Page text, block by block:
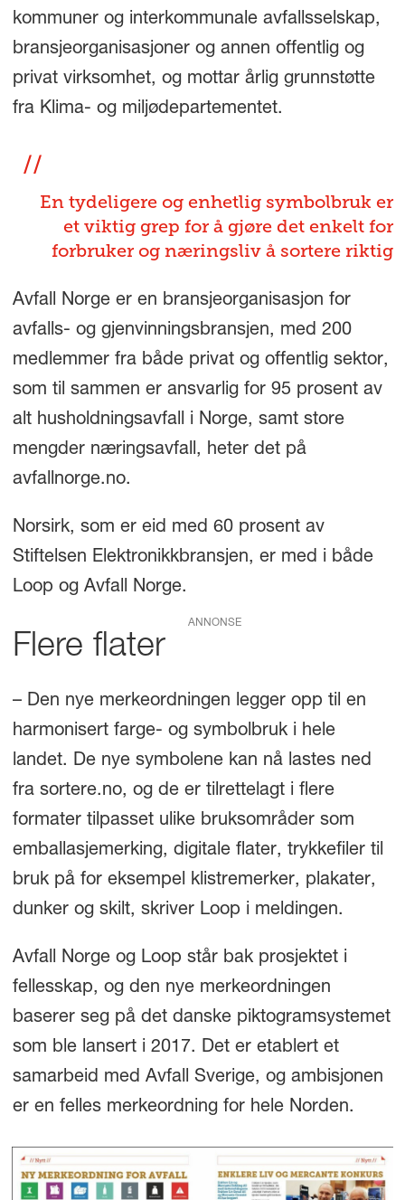
kommuner og interkommunale avfallsselskap,
bransjeorganisasjoner og annen offentlig og
privat virksomhet, og mottar årlig grunnstøtte
fra Klima- og miljødepartementet.
En tydeligere og enhetlig symbolbruk er
et viktig grep for å gjøre det enkelt for
forbruker og næringsliv å sortere riktig
Avfall Norge er en bransjeorganisasjon for
avfalls- og gjenvinningsbransjen, med 200
medlemmer fra både privat og offentlig sektor,
som til sammen er ansvarlig for 95 prosent av
alt husholdningsavfall i Norge, samt store
mengder næringsavfall, heter det på
avfallnorge.no.
Norsirk, som er eid med 60 prosent av
Stiftelsen Elektronikkbransjen, er med i både
Loop og Avfall Norge.
ANNONSE
Flere flater
– Den nye merkeordningen legger opp til en
harmonisert farge- og symbolbruk i hele
landet. De nye symbolene kan nå lastes ned
fra sortere.no, og de er tilrettelagt i flere
formater tilpasset ulike bruksområder som
emballasjemerking, digitale flater, trykkefiler til
bruk på for eksempel klistremerker, plakater,
dunker og skilt, skriver Loop i meldingen.
Avfall Norge og Loop står bak prosjektet i
fellesskap, og den nye merkeordningen
baserer seg på det danske piktogramsystemet
som ble lansert i 2017. Det er etablert et
samarbeid med Avfall Sverige, og ambisjonen
er en felles merkeordning for hele Norden.